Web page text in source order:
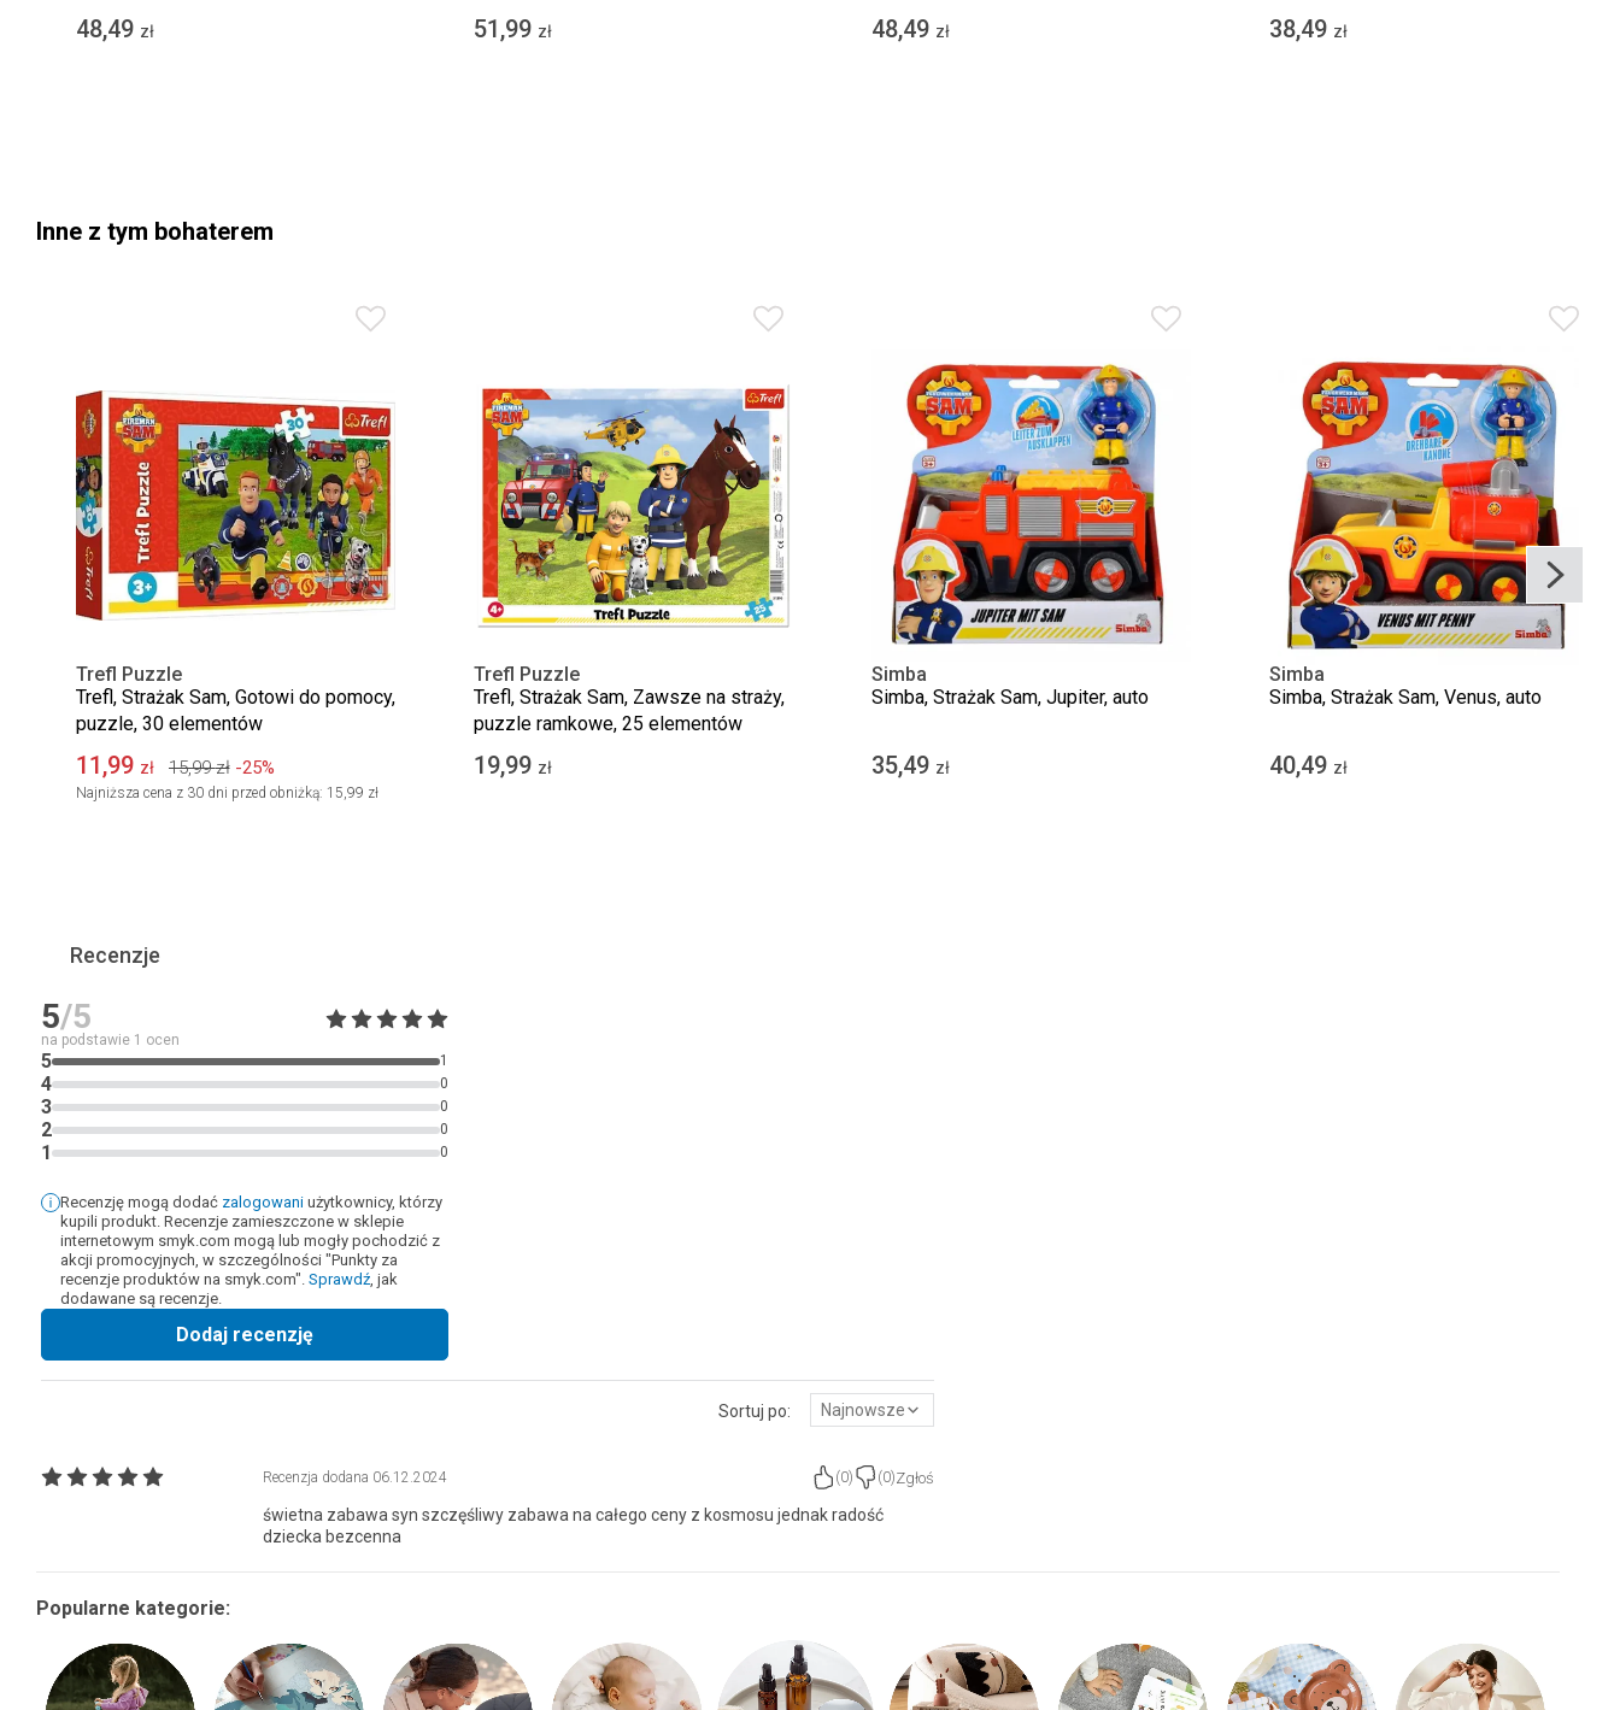
48,49 zł 51,99 zł 48,49 zł 38,49 zł
Inne z tym bohaterem
Trefl Puzzle
Trefl, Strażak Sam, Gotowi do pomocy,
puzzle, 30 elementów
11,99 zł 15,99 zł -25%
Najniższa cena z 30 dni przed obniżką: 15,99 zł
Trefl Puzzle
Trefl, Strażak Sam, Zawsze na straży,
puzzle ramkowe, 25 elementów
19,99 zł
Simba
Simba, Strażak Sam, Jupiter, auto
35,49 zł
Simba
Simba, Strażak Sam, Venus, auto
40,49 zł
Recenzje
5/5
na podstawie 1 ocen
5 1
4 0
3 0
2 0
1 0
Recenzję mogą dodać zalogowani użytkownicy, którzy
kupili produkt. Recenzje zamieszczone w sklepie
internetowym smyk.com mogą lub mogły pochodzić z
akcji promocyjnych, w szczególności "Punkty za
recenzje produktów na smyk.com". Sprawdź, jak
dodawane są recenzje.
Dodaj recenzję
Sortuj po: Najnowsze
Recenzja dodana 06.12.2024 (0) (0)Zgłoś
świetna zabawa syn szczęśliwy zabawa na całego ceny z kosmosu jednak radość
dziecka bezcenna
Popularne kategorie: